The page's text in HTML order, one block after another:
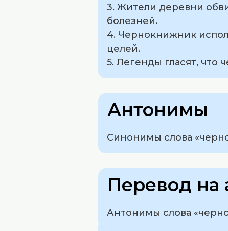
3. Жители деревни
болезней.
4. Чернокнижник
целей.
5. Легенды гласят, что
Антонимы
Синонимы слова
Перевод на
Антонимы слова